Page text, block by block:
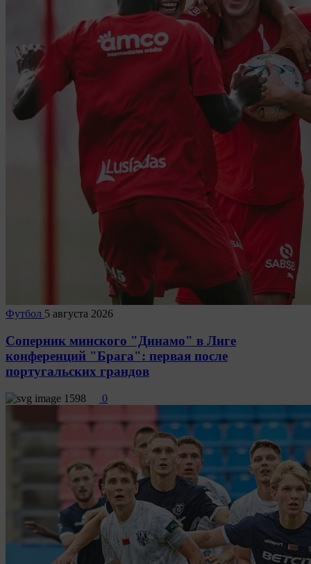
Футбол 5 августа 2026
Соперник минского "Динамо" в Лиге
конференций "Брага": первая после
португальских грандов
1598 0